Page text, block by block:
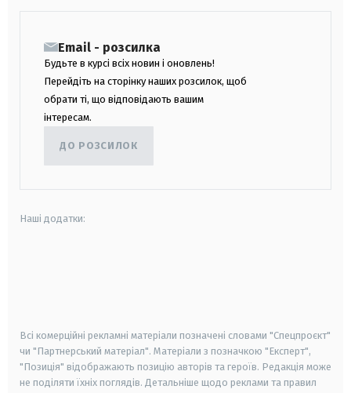
Email - розсилка
Будьте в курсі всіх новин і оновлень!
Перейдіть на сторінку наших розсилок, щоб
обрати ті, що відповідають вашим
інтересам.
ДО РОЗСИЛОК
Наші додатки:
Всі комерційні рекламні матеріали позначені словами "Спецпроєкт"
чи "Партнерський матеріал". Матеріали з позначкою "Експерт",
"Позиція" відображають позицію авторів та героїв. Редакція може
не поділяти їхніх поглядів. Детальніше щодо реклами та правил